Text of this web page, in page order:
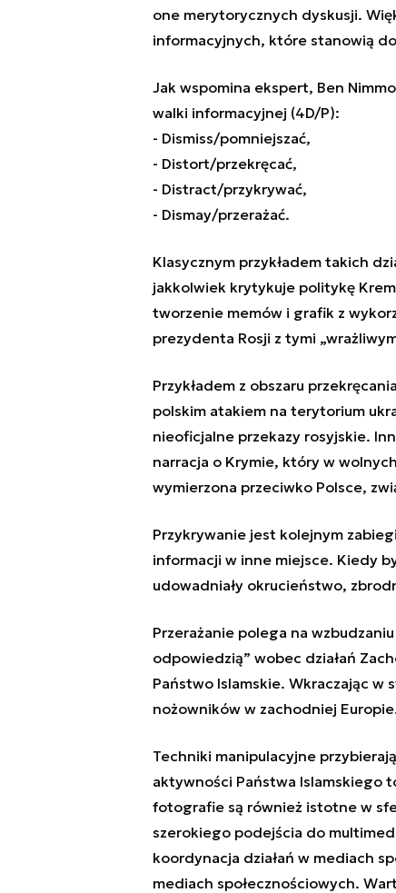
one merytorycznych dyskusji.
informacyjnych, które stanowią
Jak wspomina ekspert, Ben
walki informacyjnej (4D/P):
- Dismiss/pomniejszać,
- Distort/przekręcać,
- Distract/przykrywać,
- Dismay/przerażać.
Klasycznym przykładem takich
jakkolwiek krytykuje politykę
tworzenie memów i grafik z
prezydenta Rosji z tymi
Przykładem z obszaru
polskim atakiem na terytorium
nieoficjalne przekazy rosyjskie.
narracja o Krymie, który w
wymierzona przeciwko Polsce,
Przykrywanie jest kolejnym
informacji w inne miejsce. Kiedy
udowadniały okrucieństwo,
Przerażanie polega na
odpowiedzią” wobec działań
Państwo Islamskie. Wkraczając w
nożowników w zachodniej
Techniki manipulacyjne
aktywności Państwa Islamskiego
fotografie są również istotne w
szerokiego podejścia do
koordynacja działań w mediach
mediach społecznościowych.